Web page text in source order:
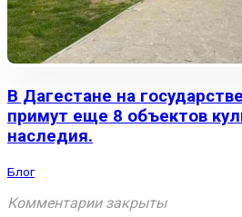
В Дагестане на
примут еще 8 объектов
наследия.
Блог
Комментарии закрыты